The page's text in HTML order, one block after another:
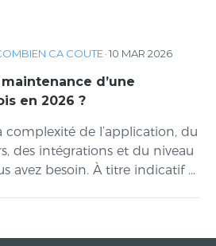
CA COUTE·10 MAR 2026
d’une
en 2026 ?
de l’application, du
des intégrations et du niveau
avez besoin. À titre indicatif ...